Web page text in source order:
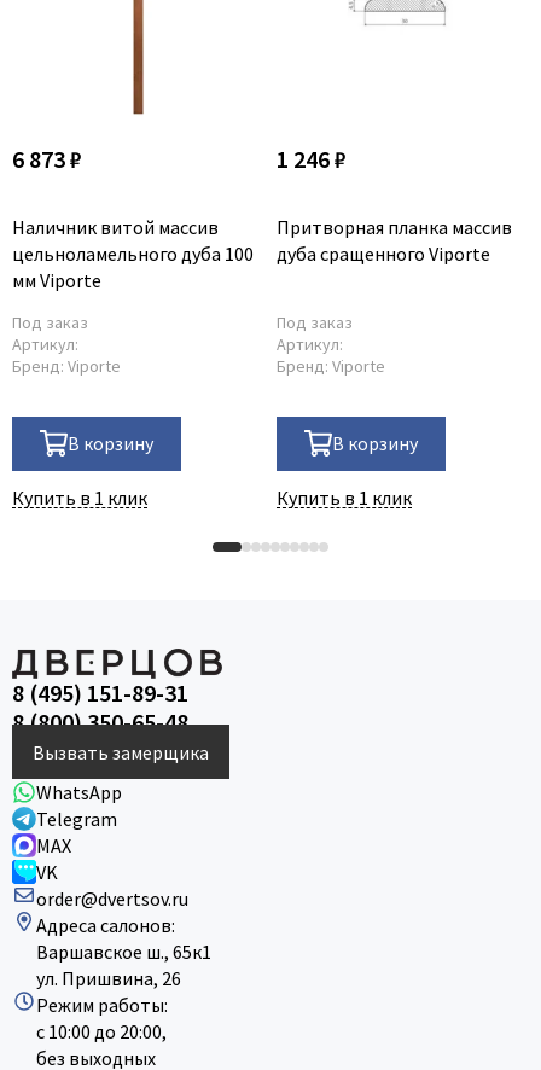
6 873 ₽
Наличник витой массив
цельноламельного дуба 100
мм Viporte
Под заказ
Артикул:
Бренд: Viporte
В корзину
Купить в 1 клик
1 246 ₽
Притворная планка массив
дуба сращенного Viporte
Под заказ
Артикул:
Бренд: Viporte
В корзину
Купить в 1 клик
8 (495) 151-89-31
8 (800) 350-65-48
Вызвать замерщика
WhatsApp
Telegram
MAX
VK
order@dvertsov.ru
Адреса салонов:
Варшавское ш., 65к1
ул. Пришвина, 26
Режим работы:
с 10:00 до 20:00,
без выходных